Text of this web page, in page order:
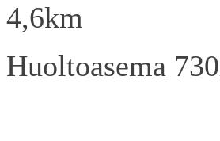
4,6km
Huoltoasema